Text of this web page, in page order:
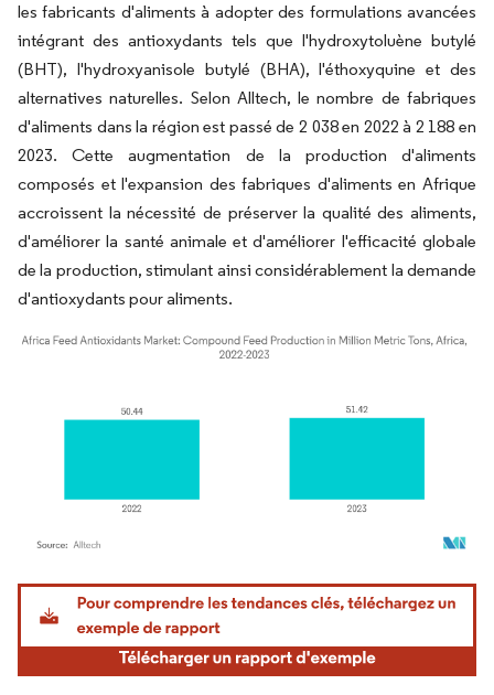
les fabricants d'aliments à adopter des formulations avancées
intégrant des antioxydants tels que l'hydroxytoluène butylé
(BHT), l'hydroxyanisole butylé (BHA), l'éthoxyquine et des
alternatives naturelles. Selon Alltech, le nombre de fabriques
d'aliments dans la région est passé de 2 038 en 2022 à 2 188 en
2023. Cette augmentation de la production d'aliments
composés et l'expansion des fabriques d'aliments en Afrique
accroissent la nécessité de préserver la qualité des aliments,
d'améliorer la santé animale et d'améliorer l'efficacité globale
de la production, stimulant ainsi considérablement la demande
d'antioxydants pour aliments.
Image © Mordor Intelligence. La réutilisation nécessite une attribution sous CC BY